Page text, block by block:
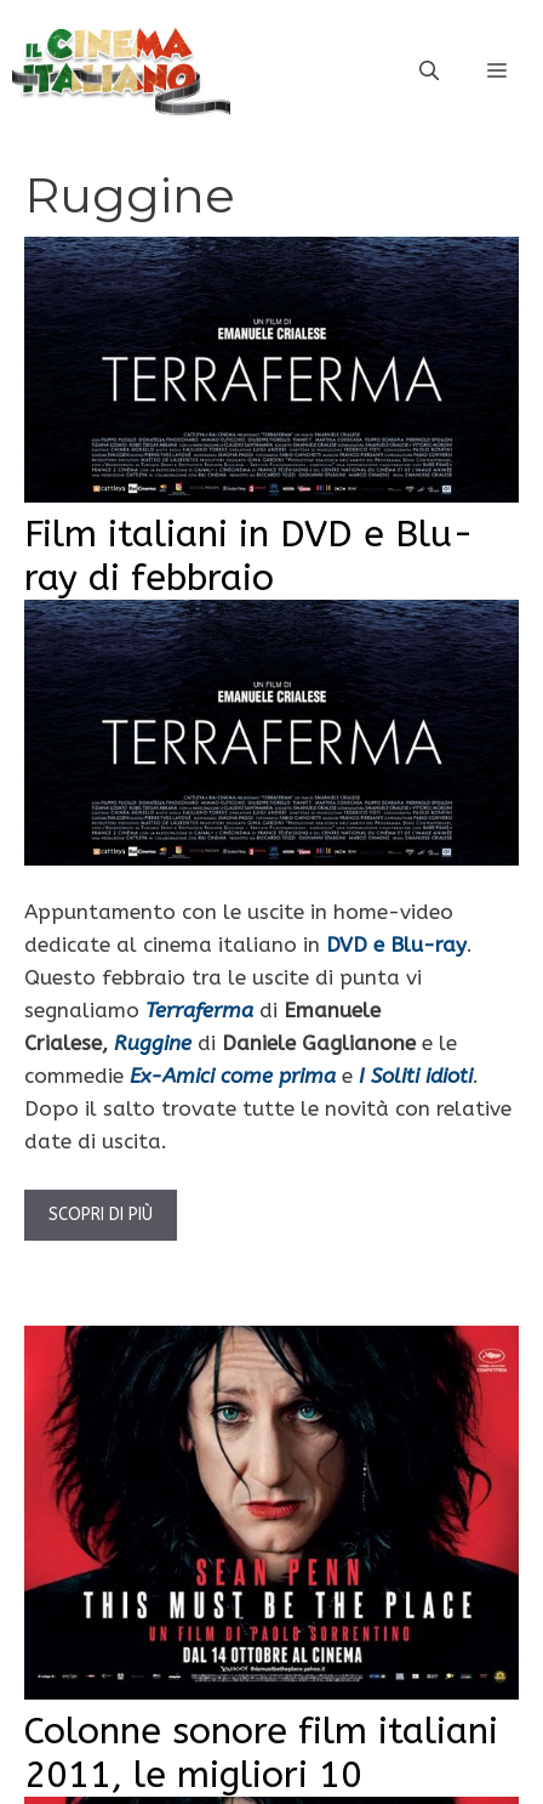
contenuto
Ruggine
Film italiani in DVD e Blu-
ray di febbraio
Appuntamento con le uscite in home-video
dedicate al cinema italiano in DVD e Blu-ray.
Questo febbraio tra le uscite di punta vi
segnaliamo Terraferma di Emanuele
Crialese, Rugginedi Daniele Gaglianonee le
commedie Ex-Amici come prima e I Soliti idioti.
Dopo il salto trovate tutte le novità con relative
date di uscita.
SCOPRI DI PIÙ
Colonne sonore film italiani
2011, le migliori 10